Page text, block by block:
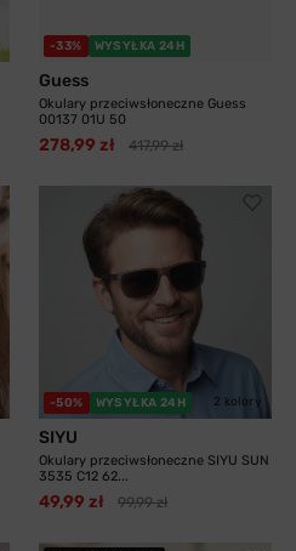
-33% WYSYŁKA 24H
Guess
Okulary przeciwsłoneczne Guess
00137 01U 50
278,99 zł 417,99 zł
-50% WYSYŁKA 24H 2 kolory
SIYU
Okulary przeciwsłoneczne SIYU SUN
3535 C12 62...
49,99 zł 99,99 zł